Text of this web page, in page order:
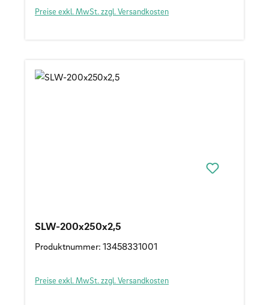
Preise exkl. MwSt. zzgl. Versandkosten
SLW-200x250x2,5
Produktnummer: 13458331001
Preise exkl. MwSt. zzgl. Versandkosten